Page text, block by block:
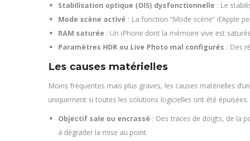
Stabilisation optique (OIS) dysfonctionnelle : Le
Mode scène activé : La fonction “Mode scène” d’Apple
RAM saturée : Un iPhone dont la mémoire vive est
Paramètres HDR ou Live Photo mal configurés : Des
Les causes matérielles
Moins fréquentes mais plus graves, les causes matérielles
uniquement si toutes les solutions logicielles ont été épuisées.
Objectif sale ou encrassé : Des traces de doigts, de la
à dégrader la mise au point.